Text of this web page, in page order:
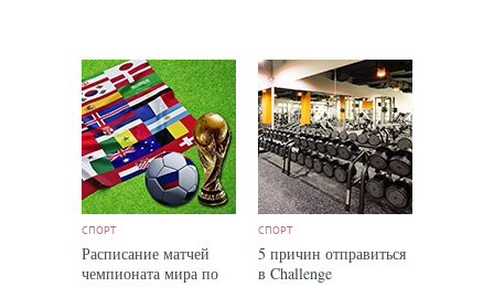
СПОРТ
Расписание матчей
чемпионата мира по
СПОРТ
5 причин отправиться
в Challenge